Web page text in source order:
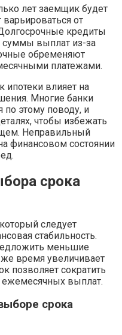
лет заемщик будет
от
кредиты
выплат из-за
обременяют
платежами.
ипотеки влияет на
Многие банки
по этому поводу, и
чтобы избежать
Неправильный
финансовом состоянии
срока
следует
стабильность.
меньшие
время увеличивает
позволяет сократить
ежемесячных выплат.
срока